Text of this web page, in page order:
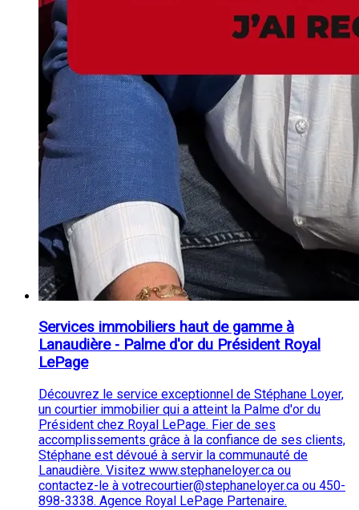
Services immobiliers haut de gamme à
Lanaudière - Palme d'or du Président Royal
LePage
Découvrez le service exceptionnel de Stéphane Loyer,
un courtier immobilier qui a atteint la Palme d'or du
Président chez Royal LePage. Fier de ses
accomplissements grâce à la confiance de ses clients,
Stéphane est dévoué à servir la communauté de
Lanaudière. Visitez www.stephaneloyer.ca ou
contactez-le à votrecourtier@stephaneloyer.ca ou 450-
898-3338. Agence Royal LePage Partenaire.